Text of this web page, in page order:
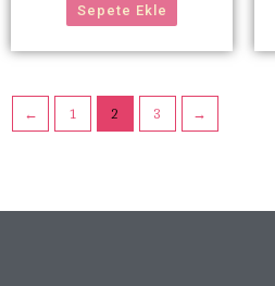
Sepete Ekle
← 1 2 3 →